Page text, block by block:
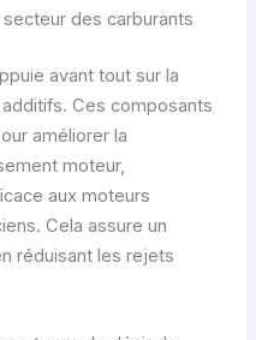
des carburants
avant tout sur la
Ces composants
améliorer la
moteur,
aux moteurs
Cela assure un
réduisant les rejets